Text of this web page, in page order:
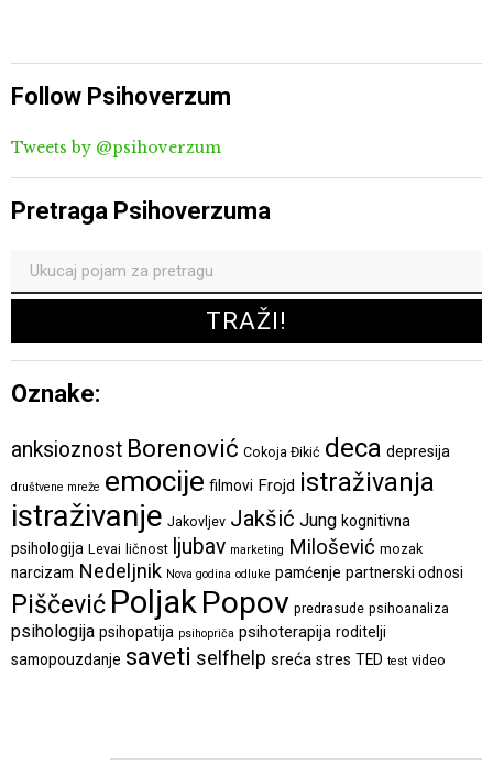
Follow Psihoverzum
Tweets by @psihoverzum
Pretraga Psihoverzuma
Oznake:
anksioznost Borenović Cokoja Đikić deca depresija
društvene mreže emocije filmovi Frojd istraživanja
istraživanje Jakovljev Jakšić Jung kognitivna
psihologija Levai ličnost ljubav marketing Milošević mozak
narcizam Nedeljnik Nova godina odluke pamćenje partnerski odnosi
Piščević PoljakPopov predrasude psihoanaliza
psihologija psihopatija psihopriča psihoterapija roditelji
samopouzdanje saveti selfhelp sreća stres TED test video